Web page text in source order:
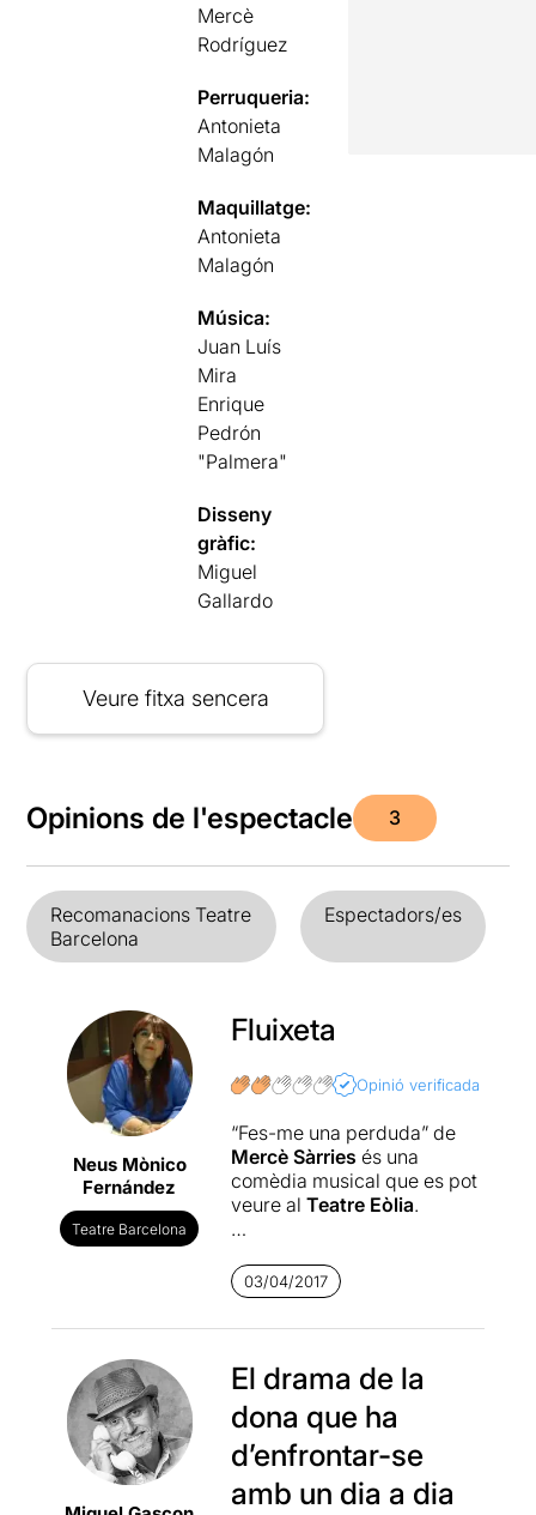
Mercè
Rodríguez
Perruqueria:
Antonieta
Malagón
Maquillatge:
Antonieta
Malagón
Música:
Juan Luís
Mira
Enrique
Pedrón
"Palmera"
Disseny
gràfic:
Miguel
Gallardo
Veure fitxa sencera
Opinions de l'espectacle 3
Recomanacions Teatre
Barcelona
Espectadors/es
Neus Mònico
Fernández
Teatre Barcelona
Fluixeta
Opinió verificada
“Fes-me una perduda” de
Mercè Sàrries és una
comèdia musical que es pot
veure al Teatre Eòlia.
plena de tòpics sobre la
dona treballadora,
mestressa de casa, mare i
mitjançant alguns números
musicals i gags més o
menys divertits, ens explica
el dia a dia d’una dona que
s’ha de triplicar en l’Anna-
Sílvia-Raquel. La mare i
03/04/2017
El drama de la
dona que ha
d’enfrontar-se
amb un dia a dia